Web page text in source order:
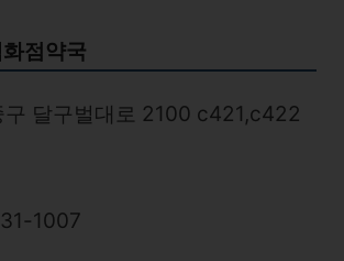
점약국
구 달구벌대로 2100 c421,c422
1007